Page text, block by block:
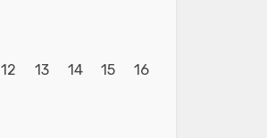
12 13 14 15 16